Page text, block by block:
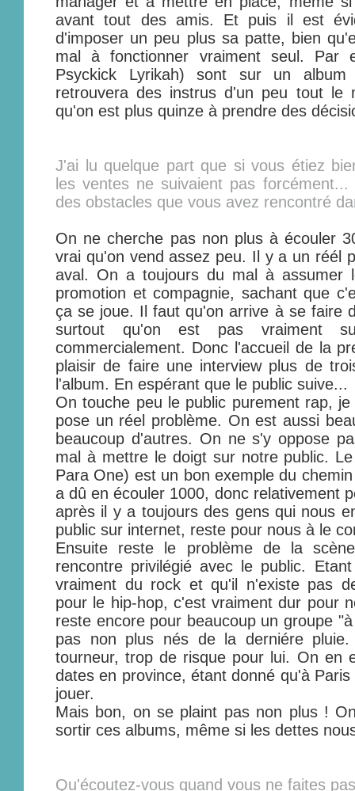
avant tout des amis. Et puis il est
d'imposer un peu plus sa patte, bien
mal à fonctionner vraiment seul. Par
Psyckick Lyrikah) sont sur un
retrouvera des instrus d'un peu tout le
qu'on est plus quinze à prendre des
J'ai lu quelque part que si vous étiez
les ventes ne suivaient pas
des obstacles que vous avez rencontré
On ne cherche pas non plus à écouler
vrai qu'on vend assez peu. Il y a un réél
aval. On a toujours du mal à assumer
promotion et compagnie, sachant que
ça se joue. Il faut qu'on arrive à se faire
surtout qu'on est pas vraiment
commercialement. Donc l'accueil de la
plaisir de faire une interview plus de
l'album. En espérant que le public suive...
On touche peu le public purement rap,
pose un réel problème. On est aussi
beaucoup d'autres. On ne s'y oppose
mal à mettre le doigt sur notre public.
Para One) est un bon exemple du
a dû en écouler 1000, donc relativement
après il y a toujours des gens qui nous
public sur internet, reste pour nous à le
Ensuite reste le problème de la
rencontre privilégié avec le public.
vraiment du rock et qu'il n'existe pas
pour le hip-hop, c'est vraiment dur pour
reste encore pour beaucoup un groupe
pas non plus nés de la derniére
tourneur, trop de risque pour lui. On en
dates en province, étant donné qu'à
jouer.
Mais bon, on se plaint pas non plus !
sortir ces albums, même si les dettes
Qu'écoutez-vous quand vous ne faites